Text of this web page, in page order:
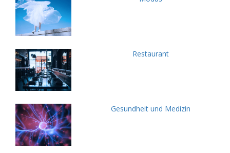
Restaurant
Gesundheit und Medizin